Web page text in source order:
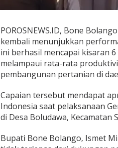
a
P
a
d
i
T
e
t
i
n
g
i
POROSNEWS.ID, Bone
kembali menunjukkan
ini berhasil mencapai kisaran
melampaui rata-rata
pembangunan pertanian di
Capaian tersebut mendapat
Indonesia saat pelaksanaan
di Desa Boludawa, Kecamatan
Bupati Bone Bolango, Ismet